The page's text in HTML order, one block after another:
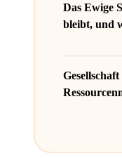
Das Ewige
bleibt, und